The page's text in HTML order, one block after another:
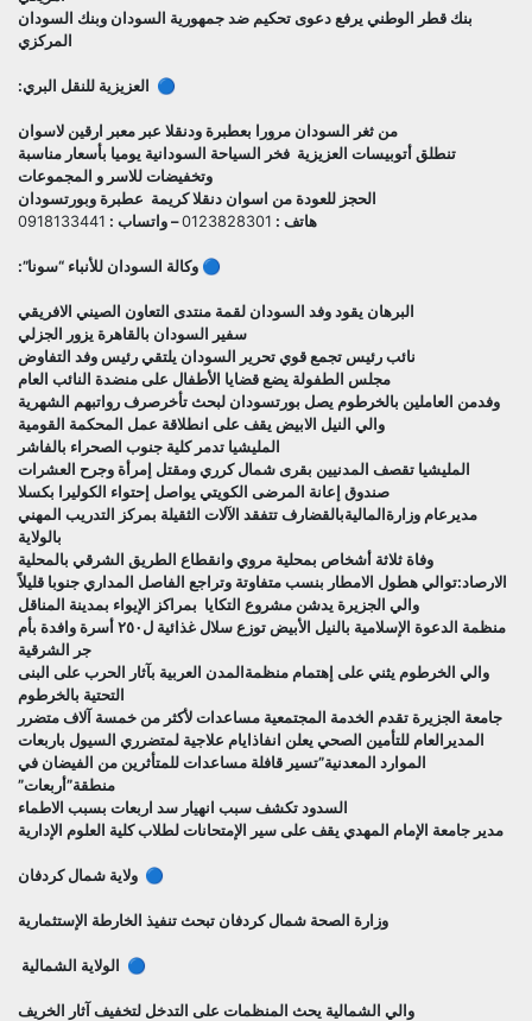
بنك قطر الوطني يرفع دعوى تحكيم ضد جمهورية السودان وبنك السودان
المركزي
🔵 العزيزية للنقل البري:
من ثغر السودان مرورا بعطبرة ودنقلا عبر معبر ارقين لاسوان
تنطلق أتوبيسات العزيزية فخر السياحة السودانية يوميا بأسعار مناسبة
وتخفيضات للاسر و المجموعات
الحجز للعودة من اسوان دنقلا كريمة عطبرة وبورتسودان
هاتف : 0123828301– واتساب : 0918133441
🔵 وكالة السودان للأنباء “سونا”:
البرهان يقود وفد السودان لقمة منتدى التعاون الصيني الافريقي
سفير السودان بالقاهرة يزور الجزلي
نائب رئيس تجمع قوي تحرير السودان يلتقي رئيس وفد التفاوض
مجلس الطفولة يضع قضايا الأطفال على منضدة النائب العام
وفدمن العاملين بالخرطوم يصل بورتسودان لبحث تأخرصرف رواتبهم الشهرية
والي النيل الابيض يقف على انطلاقة عمل المحكمة القومية
المليشيا تدمر كلية جنوب الصحراء بالفاشر
المليشيا تقصف المدنيين بقرى شمال كرري ومقتل إمرأة وجرح العشرات
صندوق إعانة المرضى الكويتي يواصل إحتواء الكوليرا بكسلا
مديرعام وزارةالماليةبالقضارف تتفقد الآلات الثقيلة بمركز التدريب المهني
بالولاية
وفاة ثلاثة أشخاص بمحلية مروي وانقطاع الطريق الشرقي بالمحلية
الارصاد:توالي هطول الامطار بنسب متفاوتة وتراجع الفاصل المداري جنوبا قليلاً
والي الجزيرة يدشن مشروع التكايا بمراكز الإيواء بمدينة المناقل
منظمة الدعوة الإسلامية بالنيل الأبيض توزع سلال غذائية ل٢٥٠ أسرة وافدة بأم
جر الشرقية
والي الخرطوم يثني على إهتمام منظمةالمدن العربية بآثار الحرب على البنى
التحتية بالخرطوم
جامعة الجزيرة تقدم الخدمة المجتمعية مساعدات لأكثر من خمسة آلاف متضرر
المديرالعام للتأمين الصحي يعلن انفاذايام علاجية لمتضرري السيول باربعات
الموارد المعدنية”تسير قافلة مساعدات للمتأثرين من الفيضان في
منطقة”أربعات”
السدود تكشف سبب انهيار سد اربعات بسبب الاطماء
مدير جامعة الإمام المهدي يقف على سير الإمتحانات لطلاب كلية العلوم الإدارية
🔵 ولاية شمال كردفان
وزارة الصحة شمال كردفان تبحث تنفيذ الخارطة الإستثمارية
🔵 الولاية الشمالية
والي الشمالية يحث المنظمات على التدخل لتخفيف آثار الخريف